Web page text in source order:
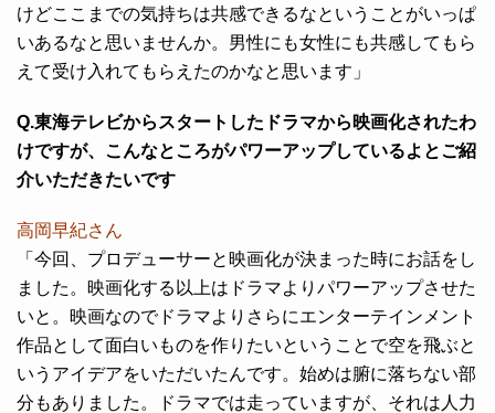
けどここまでの気持ちは共感できるなということがいっぱ
いあるなと思いませんか。男性にも女性にも共感してもら
えて受け入れてもらえたのかなと思います」
Q.東海テレビからスタートしたドラマから映画化されたわ
けですが、こんなところがパワーアップしているよとご紹
介いただきたいです
高岡早紀さん
「今回、プロデューサーと映画化が決まった時にお話をし
ました。映画化する以上はドラマよりパワーアップさせた
いと。映画なのでドラマよりさらにエンターテインメント
作品として面白いものを作りたいということで空を飛ぶと
いうアイデアをいただいたんです。始めは腑に落ちない部
分もありました。ドラマでは走っていますが、それは人力